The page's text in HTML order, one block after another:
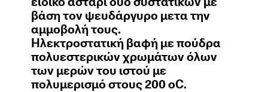
βάση τον ψευδάργυρο μετα την
αμμοβολή τους.
Ηλεκτροστατική βαφή με πούδρα
πολυεστερικών χρωμάτων όλων
των μερών του ιστού με
πολυμερισμό στους 200 οC.